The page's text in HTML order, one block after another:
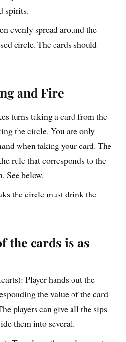
spirits.
evenly spread around the
circle. The cards should
and Fire
turns taking a card from the
the circle. You are only
when taking your card. The
rule that corresponds to the
See below.
the circle must drink the
the cards is as
Player hands out the
the value of the card
players can give all the sips
them into several.